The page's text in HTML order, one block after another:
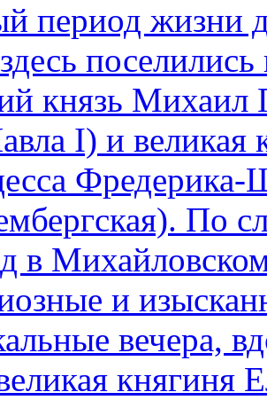
период жизни
князь Михаил
I) и великая
По
в
и
вечера,
княгиня